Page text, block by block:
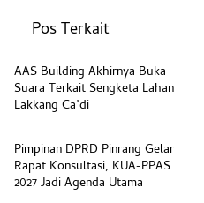
Pos Terkait
Pemerintahan
AAS Building Akhirnya Buka
Suara Terkait Sengketa Lahan
Lakkang Ca’di
Pemerintahan
Pimpinan DPRD Pinrang Gelar
Rapat Konsultasi, KUA-PPAS
2027 Jadi Agenda Utama